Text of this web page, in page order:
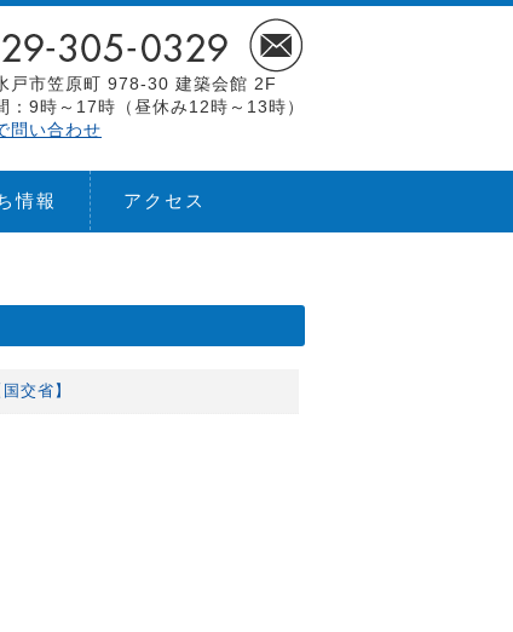
戸市笠原町 978-30 建築会館 2F
：9時～17時（昼休み12時～13時）
問い合わせ
情報 アクセス
交省】